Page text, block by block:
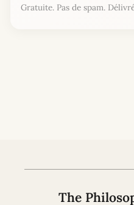
Gratuite. Pas de spam.
The